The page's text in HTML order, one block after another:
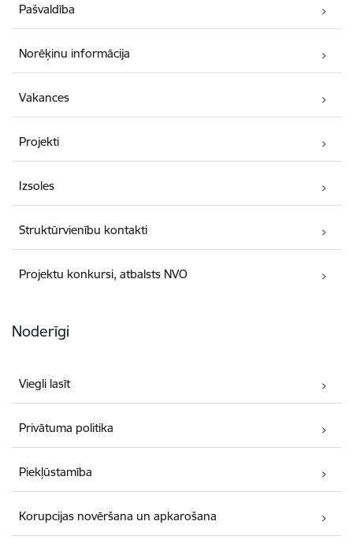
Pašvaldība
Norēķinu informācija
Vakances
Projekti
Izsoles
Struktūrvienību kontakti
Projektu konkursi, atbalsts NVO
Noderīgi
Viegli lasīt
Privātuma politika
Piekļūstamība
Korupcijas novēršana un apkarošana